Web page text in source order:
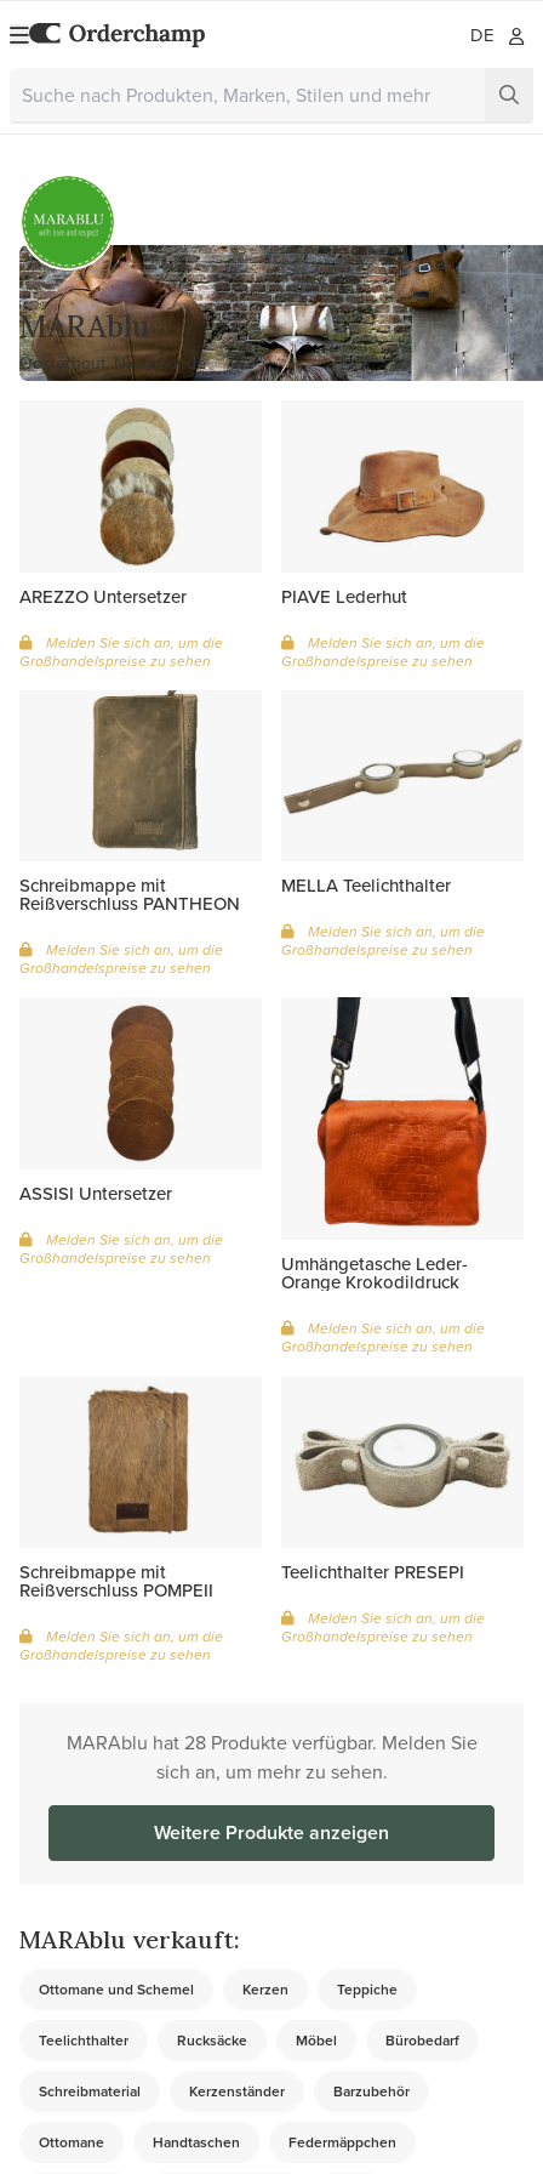
DE
MARAblu
Oosterhout, Niederlande
AREZZO Untersetzer
Melden Sie sich an, um die
Großhandelspreise zu sehen
PIAVE Lederhut
Melden Sie sich an, um die
Großhandelspreise zu sehen
Schreibmappe mit
Reißverschluss PANTHEON
Melden Sie sich an, um die
Großhandelspreise zu sehen
MELLA Teelichthalter
Melden Sie sich an, um die
Großhandelspreise zu sehen
ASSISI Untersetzer
Melden Sie sich an, um die
Großhandelspreise zu sehen
Umhängetasche Leder-
Orange Krokodildruck
Melden Sie sich an, um die
Großhandelspreise zu sehen
Schreibmappe mit
Reißverschluss POMPEII
Melden Sie sich an, um die
Großhandelspreise zu sehen
Teelichthalter PRESEPI
Melden Sie sich an, um die
Großhandelspreise zu sehen
MARAblu hat 28 Produkte verfügbar. Melden Sie
sich an, um mehr zu sehen.
Weitere Produkte anzeigen
MARAblu verkauft:
Ottomane und Schemel Kerzen Teppiche
Teelichthalter Rucksäcke Möbel Bürobedarf
Schreibmaterial Kerzenständer Barzubehör
Ottomane Handtaschen Federmäppchen